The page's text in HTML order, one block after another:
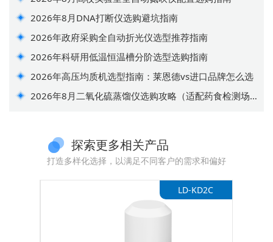
2026年8月DNA打断仪选购避坑指南
2026年政府采购全自动折光仪选型推荐指南
2026年科研用低温恒温槽分阶选型选购指南
2026年高压均质机选型指南：莱恩德vs进口品牌怎么选
2026年8月二氧化硫蒸馏仪选购攻略（适配药食检测场
探索更多相关产品
打造多样化选择，以满足不同客户的需求和偏好
LD-KD2C